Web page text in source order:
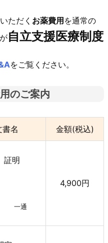
ただく お薬費用 を通常の
自立支援医療制度
をご覧ください。
のご案内
書名 金額(税込)
証明
一通
4,900円